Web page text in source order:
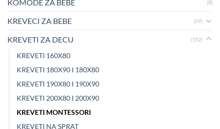
KOMODE ZA BEBE (8)
KREVECI ZA BEBE (59)
KREVETI ZA DECU (152)
KREVETI 160X80
KREVETI 180X90 I 180X80
KREVETI 190X80 I 190X90
KREVETI 200X80 I 200X90
KREVETI MONTESSORI
KREVETI NA SPRAT